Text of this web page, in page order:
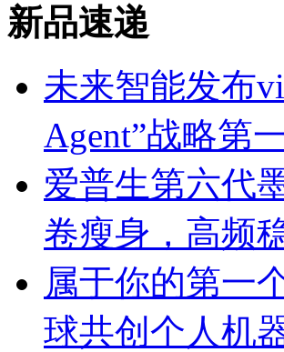
新品速递
未来智能发布
Agent”战略第
爱普生第六代
卷瘦身，高频
属于你的第一
球共创个人机